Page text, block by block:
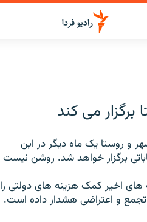
می کند
و روستا یک ماه دیگر در این
برگزار خواهد شد. روشن نیست
های اخیر کمک هزینه های دولتی را
و اعتراضی هشدار داده است.